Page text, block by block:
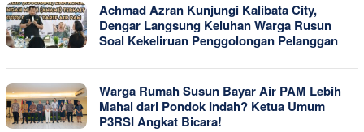
Achmad Azran Kunjungi Kalibata City,
Dengar Langsung Keluhan Warga Rusun
Soal Kekeliruan Penggolongan Pelanggan
Warga Rumah Susun Bayar Air PAM Lebih
Mahal dari Pondok Indah? Ketua Umum
P3RSI Angkat Bicara!